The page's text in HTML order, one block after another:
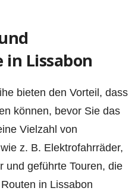
Lissabon
bieten den Vorteil, dass
können, bevor Sie das
Vielzahl von
z. B. Elektrofahrräder,
und geführte Touren, die
in Lissabon